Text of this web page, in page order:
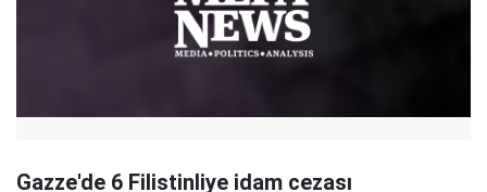
Gazze'de 6 Filistinliye idam cezası